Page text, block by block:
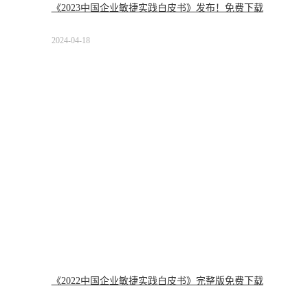
《2023中国企业敏捷实践白皮书》发布！免费下载
2024-04-18
《2022中国企业敏捷实践白皮书》完整版免费下载